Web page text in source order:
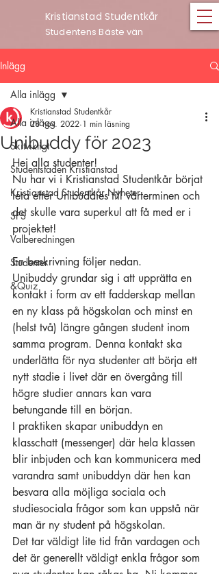
Kristianstad Studentkår
Studentens Bäste vän
Inlägg
Alla inlägg
Skitviktigt
Studentstaden Kristianstad
Kristianstad Studentkår Nyheter
SFS
Valberedningen
Studenter
&Quiz
Alla inlägg
Unibuddy för 2023
Kristianstad Studentkår
28 nov. 2022 1 min läsning
Hej alla studenter!
Nu har vi i Kristianstad Studentkår börjat
leta efter Unibuddies till vårterminen och
det skulle vara superkul att få med er i
projektet!
En beskrivning följer nedan.
Unibuddy grundar sig i att upprätta en
kontakt i form av ett fadderskap mellan
en ny klass på högskolan och minst en
(helst två) längre gången student inom
samma program. Denna kontakt ska
underlätta för nya studenter att börja ett
nytt stadie i livet där en övergång till
högre studier annars kan vara
betungande till en början.
I praktiken skapar unibuddyn en
klasschatt (messenger) där hela klassen
blir inbjuden och kan kommunicera med
varandra samt unibuddyn där hen kan
besvara alla möjliga sociala och
studiesociala frågor som kan uppstå när
man är ny student på högskolan.
Det tar väldigt lite tid från vardagen och
det är generellt väldigt enkla frågor som